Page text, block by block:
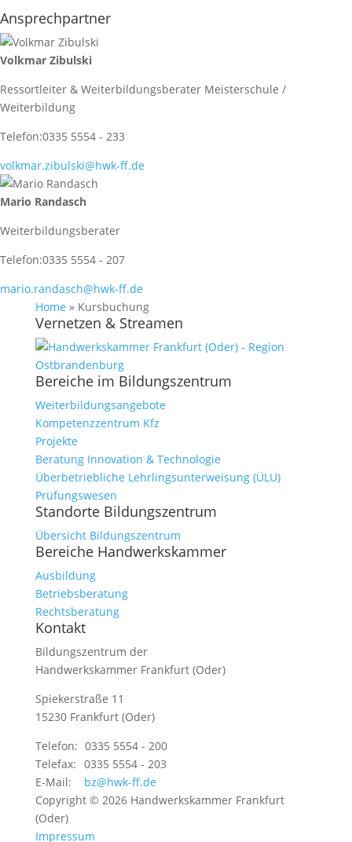
Ansprechpartner
Volkmar Zibulski
Ressortleiter & Weiterbildungsberater Meisterschule /
Weiterbildung
Telefon:0335 5554 - 233
volkmar.zibulski@hwk-ff.de
Mario Randasch
Weiterbildungsberater
Telefon:0335 5554 - 207
mario.randasch@hwk-ff.de
Home » Kursbuchung
Vernetzen & Streamen
Bereiche im Bildungszentrum
Weiterbildungsangebote
Kompetenzzentrum Kfz
Projekte
Beratung Innovation & Technologie
Überbetriebliche Lehrlingsunterweisung (ÜLU)
Prüfungswesen
Standorte Bildungszentrum
Übersicht Bildungszentrum
Bereiche Handwerkskammer
Ausbildung
Betriebsberatung
Rechtsberatung
Kontakt
Bildungszentrum der
Handwerkskammer Frankfurt (Oder)
Spiekerstraße 11
15230 Frankfurt (Oder)
Telefon: 0335 5554 - 200
Telefax: 0335 5554 - 203
E-Mail:
bz@hwk-ff.de
Copyright © 2026 Handwerkskammer Frankfurt
(Oder)
Impressum